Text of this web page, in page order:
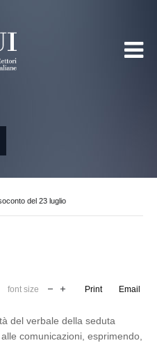
del 23 luglio
font size Print Email
del verbale della seduta
comunicazioni, esprimendo,